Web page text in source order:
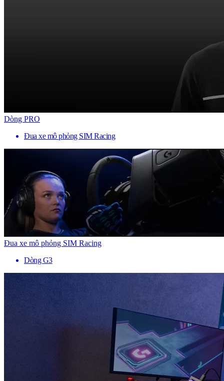
Dòng PRO
Đua xe mô phỏng SIM Racing
Đua xe mô phỏng SIM Racing
Dòng G3